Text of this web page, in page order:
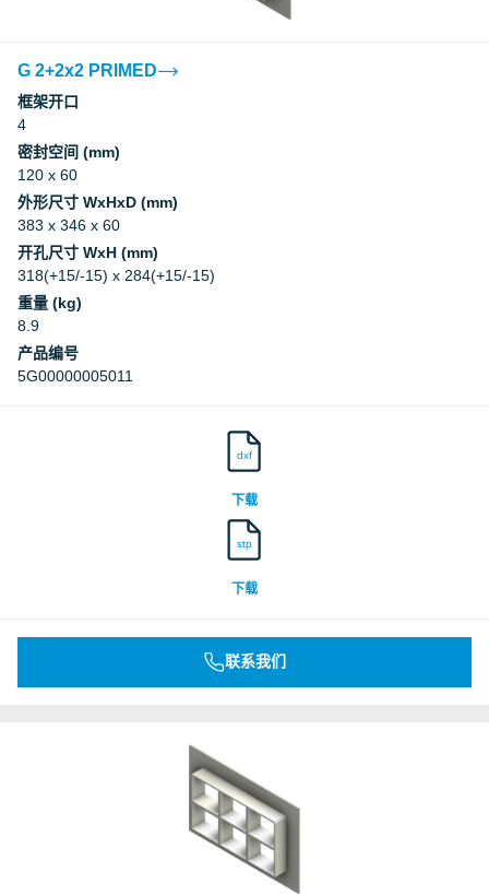
G 2+2x2 PRIMED
框架开口
4
密封空间 (mm)
120 x 60
外形尺寸 WxHxD (mm)
383 x 346 x 60
开孔尺寸 WxH (mm)
318(+15/-15) x 284(+15/-15)
重量 (kg)
8.9
产品编号
5G00000005011
dxf
下载
stp
下载
联系我们